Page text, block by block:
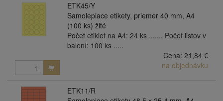
ETK45/Y
Samolepiace etikety, priemer 40 mm, A4
(100 ks) žlté
Počet etikiet na A4: 24 ks ....... Počet listov v
balení: 100 ks .....
Cena: 21,84 €
na objednávku
ETK11/R